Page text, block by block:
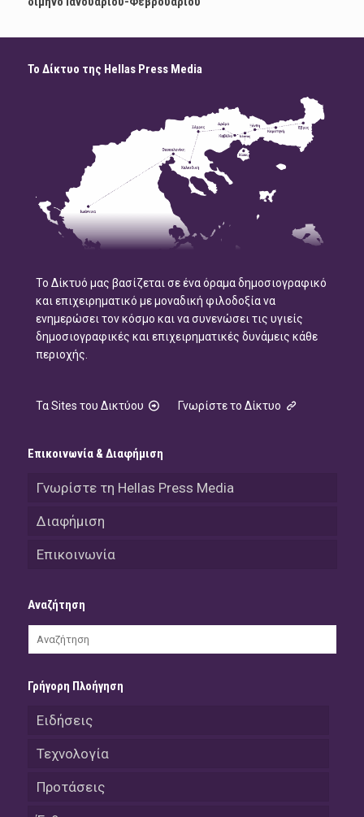
Το Δίκτυο της Hellas Press Media
Το Δίκτυό μας βασίζεται σε ένα όραμα δημοσιογραφικό
και επιχειρηματικό με μοναδική φιλοδοξία να
ενημερώσει τον κόσμο και να συνενώσει τις υγιείς
δημοσιογραφικές και επιχειρηματικές δυνάμεις κάθε
περιοχής.
Τα Sites του Δικτύου Γνωρίστε το Δίκτυο
Επικοινωνία & Διαφήμιση
Γνωρίστε τη Hellas Press Media
Διαφήμιση
Επικοινωνία
Αναζήτηση
Γρήγορη Πλοήγηση
Ειδήσεις
Τεχνολογία
Προτάσεις